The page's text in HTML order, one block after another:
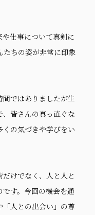
仕事について真剣に
たちの姿が非常に印象
ではありましたが生
皆さんの真っ直ぐな
の気づきや学びをい
けでなく、人と人と
す。今回の機会を通
「人との出会い」の尊